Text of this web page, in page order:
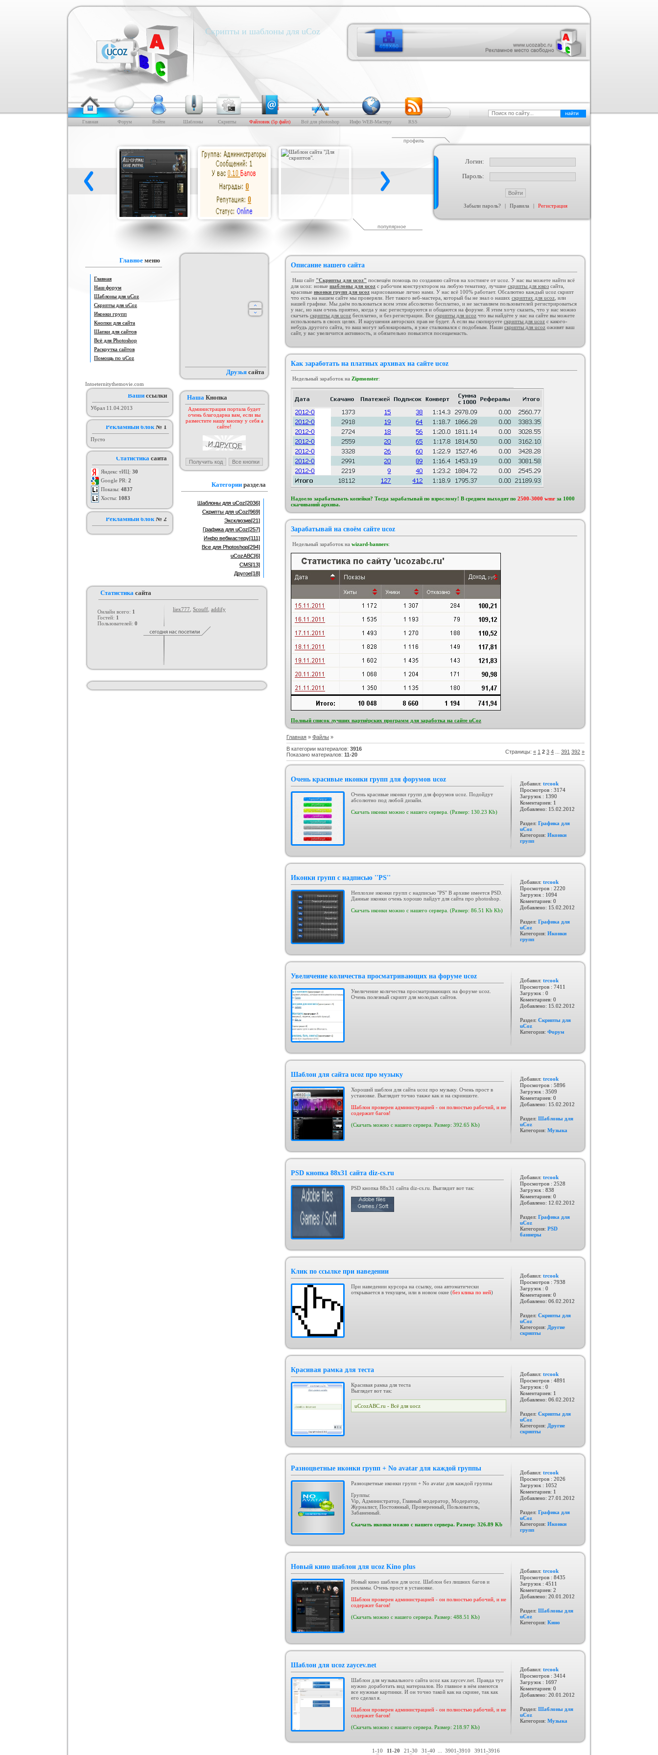
Скрипты и шаблоны для uCoz
Главная Форум Войти Шаблоны Скрипты Файловик (5р файл) Всё для photoshop Инфо WEB-Мастеру RSS
Шаблон сайта "Для скриптов".
Коллекция шаблонов № 1
(Музыка)
Шаблон для сайтов музыкальной
тематики, работающих на движке
Шаблон для Ucoz : Irene
уходящего года
Категория :Ucoz
Категория :Игровые
ucoz
Категория :Игровые
Оригинал шаблона GamingOff
РИП шаблона сайта TFiles для
ucoz
Категория :Игровые
Категория :Игровые
Шаблон для ucoz BsGames
Категория :
Логин:
Пароль:
Забыли пароль? | Правила | Регистрация
Описание нашего сайта
Наш сайт "Скрипты для ucoz" посвещён помощь по созданию сайтов на хостинге от ucoz. У нас вы можете найти всё
для ucoz: новые шаблоны для ucoz с рабочим конструктором на любую тематику, лучшие скрипты для юкоз сайта,
красивые иконки групп для ucoz нарисованные лично нами. У нас всё 100% работает. Обсалютно каждый ucoz скрипт
что есть на нашем сайте мы проверяли. Нет такого веб-мастера, который бы не знал о наших скриптах для ucoz , или
нашей графике. Мы даём пользоваться всем этим абсолютно бесплатно, и не заставляем пользователей регистрироваться
у нас, но нам очень приятно, когда у нас регистрируются и общаются на форуме. Я этим хочу сказать, что у нас можно
скачать скрипты для ucoz бесплатно, и без регистрации. Все скрипты для ucoz что вы найдёте у нас на сайте вы можете
использовать в своих целях. И нарушения авторских прав не будет. А если вы скопируете скрипты для ucoz с какого-
небудь другого сайта, то ваш могут заблокировать, я уже сталкивался с подобным. Наши скрипты для ucoz оживят ваш
сайт, у вас увеличится активность, и обязательно повысится посещаемасть.
Как заработать на платных архивах на сайте ucoz
Недельный заработок на Zipmonster:
Надоело зарабатывать копейки? Тогда зарабатывай по взрослому! В среднем выходит по 2500-3000 wmr за 1000
скачиваний архива.
Зарабатывай на своём сайте ucoz
Недельный заработок на wizard-banners:
Полный список лучших партнёрских программ для заработка на сайте uCoz
Главная » Файлы »
В категории материалов: 3916
Показано материалов: 11-20 Страницы: « 1 2 3 4 391 392 »
Очень красивые иконки групп для форумов ucoz
Очень красивые иконки групп для форумов ucoz. Подойдут
абсолютно под любой дизайн.
Скачать иконки можно с нашего сервера. (Размер: 130.23 Kb)
Добавил: trcook
Просмотров : 3174
Загрузок : 1390
Коментариев: 1
Добавлено: 15.02.2012
Раздел: Графика для
uCoz
Категория: Иконки
групп
Иконки групп с надписью ''PS''
Неплохие иконки групп с надписью ''PS'' В архиве имеется PSD.
Данные иконки очень хорошо пайдут для сайта про photoshop.
Скачать иконки можно с нашего сервера. (Размер: 86.51 Kb Kb)
Добавил: trcook
Просмотров : 2220
Загрузок : 1094
Коментариев: 0
Добавлено: 15.02.2012
Раздел: Графика для
uCoz
Категория: Иконки
групп
Увеличение количества просматривающих на форуме ucoz
Увеличение количества просматривающих на форуме ucoz.
Очень полезный скрипт для молодых сайтов.
Добавил: trcook
Просмотров : 7411
Загрузок : 0
Коментариев: 0
Добавлено: 15.02.2012
Раздел: Скрипты для
uCoz
Категория: Форум
Шаблон для сайта ucoz про музыку
Хороший шаблон для сайта ucoz про музыку. Очень прост в
установке. Выглядит точно также как и на скриншоте.
Шаблон проверен администрацией - он полностью рабочий, и не
содержит багов!
(Скачать можно с нашего сервера. Размер: 392.65 Kb)
Добавил: trcook
Просмотров : 5896
Загрузок : 3509
Коментариев: 0
Добавлено: 15.02.2012
Раздел: Шаблоны для
uCoz
Категория: Музыка
PSD кнопка 88x31 сайта diz-cs.ru
PSD кнопка 88x31 сайта diz-cs.ru. Выглядит вот так:
Добавил: trcook
Просмотров : 2528
Загрузок : 838
Коментариев: 0
Добавлено: 12.02.2012
Раздел: Графика для
uCoz
Категория: PSD
баннеры
Клик по ссылке при наведении
При наведении курсора на ссылку, она автоматически
открывается в текущем, или в новом окне (без клика по ней)
Добавил: trcook
Просмотров : 7938
Загрузок : 0
Коментариев: 0
Добавлено: 06.02.2012
Раздел: Скрипты для
uCoz
Категория: Другие
скрипты
Красивая рамка для теста
Красивая рамка для теста
Выглядет вот так:
uCcozABC.ru - Всё для uocz
Добавил: trcook
Просмотров : 4891
Загрузок : 0
Коментариев: 1
Добавлено: 06.02.2012
Раздел: Скрипты для
uCoz
Категория: Другие
скрипты
Разноцветные иконки групп + No avatar для каждой группы
Разноцветные иконки групп + No avatar для каждой группы
Группы:
Vip, Администратор, Главный модератор, Модератор,
Журналист, Постоянный, Проверенный, Пользователь,
Забаненный.
Скачать иконки можно с нашего сервера. Размер: 326.89 Kb
Добавил: trcook
Просмотров : 2026
Загрузок : 1052
Коментариев: 1
Добавлено: 27.01.2012
Раздел: Графика для
uCoz
Категория: Иконки
групп
Новый кино шаблон для ucoz Kino plus
Новый кино шаблон для ucoz. Шаблон без лишних багов и
рекламы. Очень прост в установке.
Шаблон проверен администрацией - он полностью рабочий, и не
содержит багов!
(Скачать можно с нашего сервера. Размер: 488.51 Kb)
Добавил: trcook
Просмотров : 8435
Загрузок : 4511
Коментариев: 2
Добавлено: 20.01.2012
Раздел: Шаблоны для
uCoz
Категория: Кино
Шаблон для ucoz zaycev.net
Шаблон для музыкального сайта ucoz как zaycev.net. Правда тут
нужно доработать вид материалов. Но главное в нём имеются
все нужные картинки. И он точно такой как на скрине, так как
его сделал я.
Шаблон проверен администрацией - он полностью рабочий, и не
содержит багов!
(Скачать можно с нашего сервера. Размер: 218.97 Kb)
Добавил: trcook
Просмотров : 3414
Загрузок : 1697
Коментариев: 0
Добавлено: 20.01.2012
Раздел: Шаблоны для
uCoz
Категория: Музыка
1-10 11-20 21-30 31-40 3901-3910 3911-3916
Главное меню
Главная
Наш форум
Шаблоны для uCoz
Скрипты для uCoz
Иконки групп
Кнопки для сайта
Шапки для сайтов
Всё для Photoshop
Раскрутка сайтов
Помощь по uCoz
Intoeternitythemovie.com
Ваши ссылки
Убрал 11.04.2013
Рекламный блок№ 1
Пусто
Статистика сайта
Яндекс тИЦ: 30
Google PR: 2
Показы: 4837
Хосты: 1083
Рекламный блок№ 2
Друзья сайта
Наша Кнопка
Администрация портала будет
очень благодарна вам, если вы
разместите нашу кнопку у себя а
сайте!
Категории раздела
Шаблоны для uCoz[2036]
Скрипты для uCoz[969]
Эксклюзив[21]
Графика для uCoz[257]
Инфо вебмастеру[111]
Все для Photoshop[294]
uCozABC[6]
CMS[13]
Другое[18]
Статистика сайта
Онлайн всего: 1
Гостей: 1
Пользователей: 0
liex777 Scouff addify